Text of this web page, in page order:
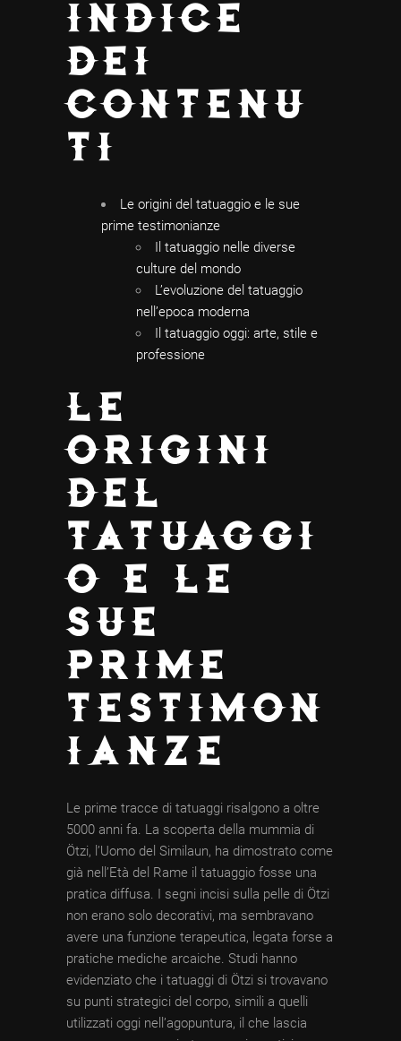
INDICE
DEI
CONTENU
TI
Le origini del tatuaggio e le sue
prime testimonianze
Il tatuaggio nelle diverse
culture del mondo
L’evoluzione del tatuaggio
nell’epoca moderna
Il tatuaggio oggi: arte, stile e
professione
LE
ORIGINI
DEL
TATUAGGI
O E LE
SUE
PRIME
TESTIMON
IANZE
Le prime tracce di tatuaggi risalgono a oltre
5000 anni fa. La scoperta della mummia di
Ötzi, l’Uomo del Similaun, ha dimostrato come
già nell’Età del Rame il tatuaggio fosse una
pratica diffusa. I segni incisi sulla pelle di Ötzi
non erano solo decorativi, ma sembravano
avere una funzione terapeutica, legata forse a
pratiche mediche arcaiche. Studi hanno
evidenziato che i tatuaggi di Ötzi si trovavano
su punti strategici del corpo, simili a quelli
utilizzati oggi nell’agopuntura, il che lascia